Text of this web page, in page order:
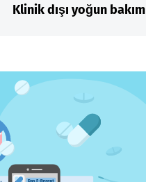
Klinik dışı yoğun bakım